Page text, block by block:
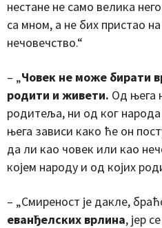
нестане не само велика
са мном, а не бих пристао
нечовечство.“
– „Човек не може бирати
родити и живети. Од њега
родитеља, ни од ког
њега зависи како ће он
да ли као човек или као
којем народу и од којих
– „Смиреност је дакле,
еванђелских врлина, јер